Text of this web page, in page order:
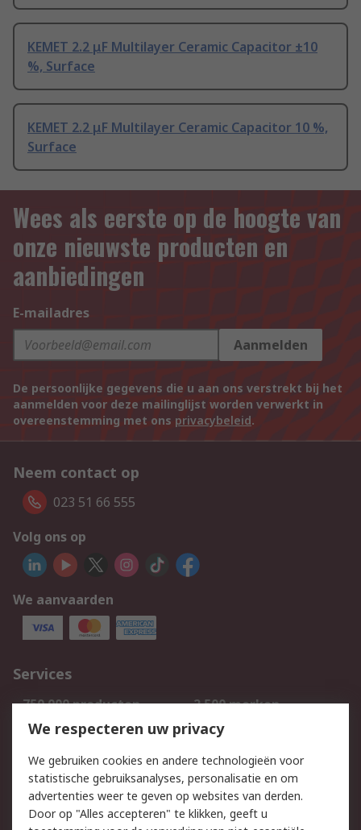
KEMET 2.2 μF Multilayer Ceramic Capacitor ±10
%, Surface
KEMET 2.2 μF Multilayer Ceramic Capacitor 10 %,
Surface
Wees als eerste op de hoogte van
onze nieuwste producten en
aanbiedingen
E-mailadres
Aanmelden
De persoonlijke gegevens die u aan ons verstrekt bij het
aanmelden voor deze mailinglijst worden verwerkt in
overeenstemming met ons privacybeleid.
Neem contact op
023 51 66 555
Volg ons op
We aanvaarden
Services
750.000 producten
2.500 merken
Bestellen
Inkoopoplossingen
Track & Trace
Wettelijk
We respecteren uw privacy
We gebruiken cookies en andere technologieën voor
statistische gebruiksanalyses, personalisatie en om
advertenties weer te geven op websites van derden.
Door op "Alles accepteren" te klikken, geeft u